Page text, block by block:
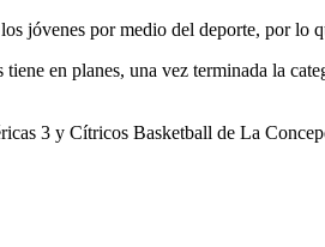
jóvenes por medio del deporte, por lo
en planes, una vez terminada la
3 y Cítricos Basketball de La